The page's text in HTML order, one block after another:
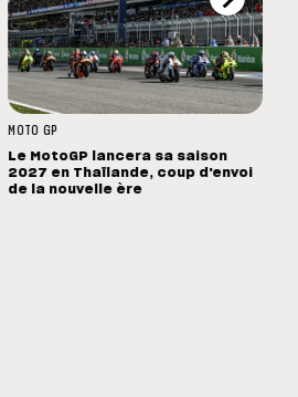
MOTO GP
Le MotoGP lancera sa saison
2027 en Thaïlande, coup d'envoi
de la nouvelle ère